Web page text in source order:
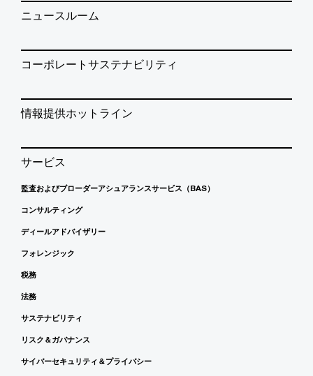
ニュースルーム
コーポレートサステナビリティ
情報提供ホットライン
サービス
監査およびブローダーアシュアランスサービス（BAS）
コンサルティング
ディールアドバイザリー
フォレンジック
税務
法務
サステナビリティ
リスク＆ガバナンス
サイバーセキュリティ＆プライバシー